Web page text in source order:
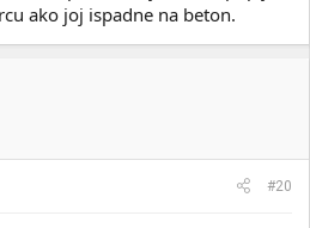
ako joj ispadne na beton.
#20